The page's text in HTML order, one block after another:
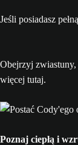
Jeśli posiadasz
Obejrzyj zwiastuny,
więcej tutaj.
Poznaj ciepłą i